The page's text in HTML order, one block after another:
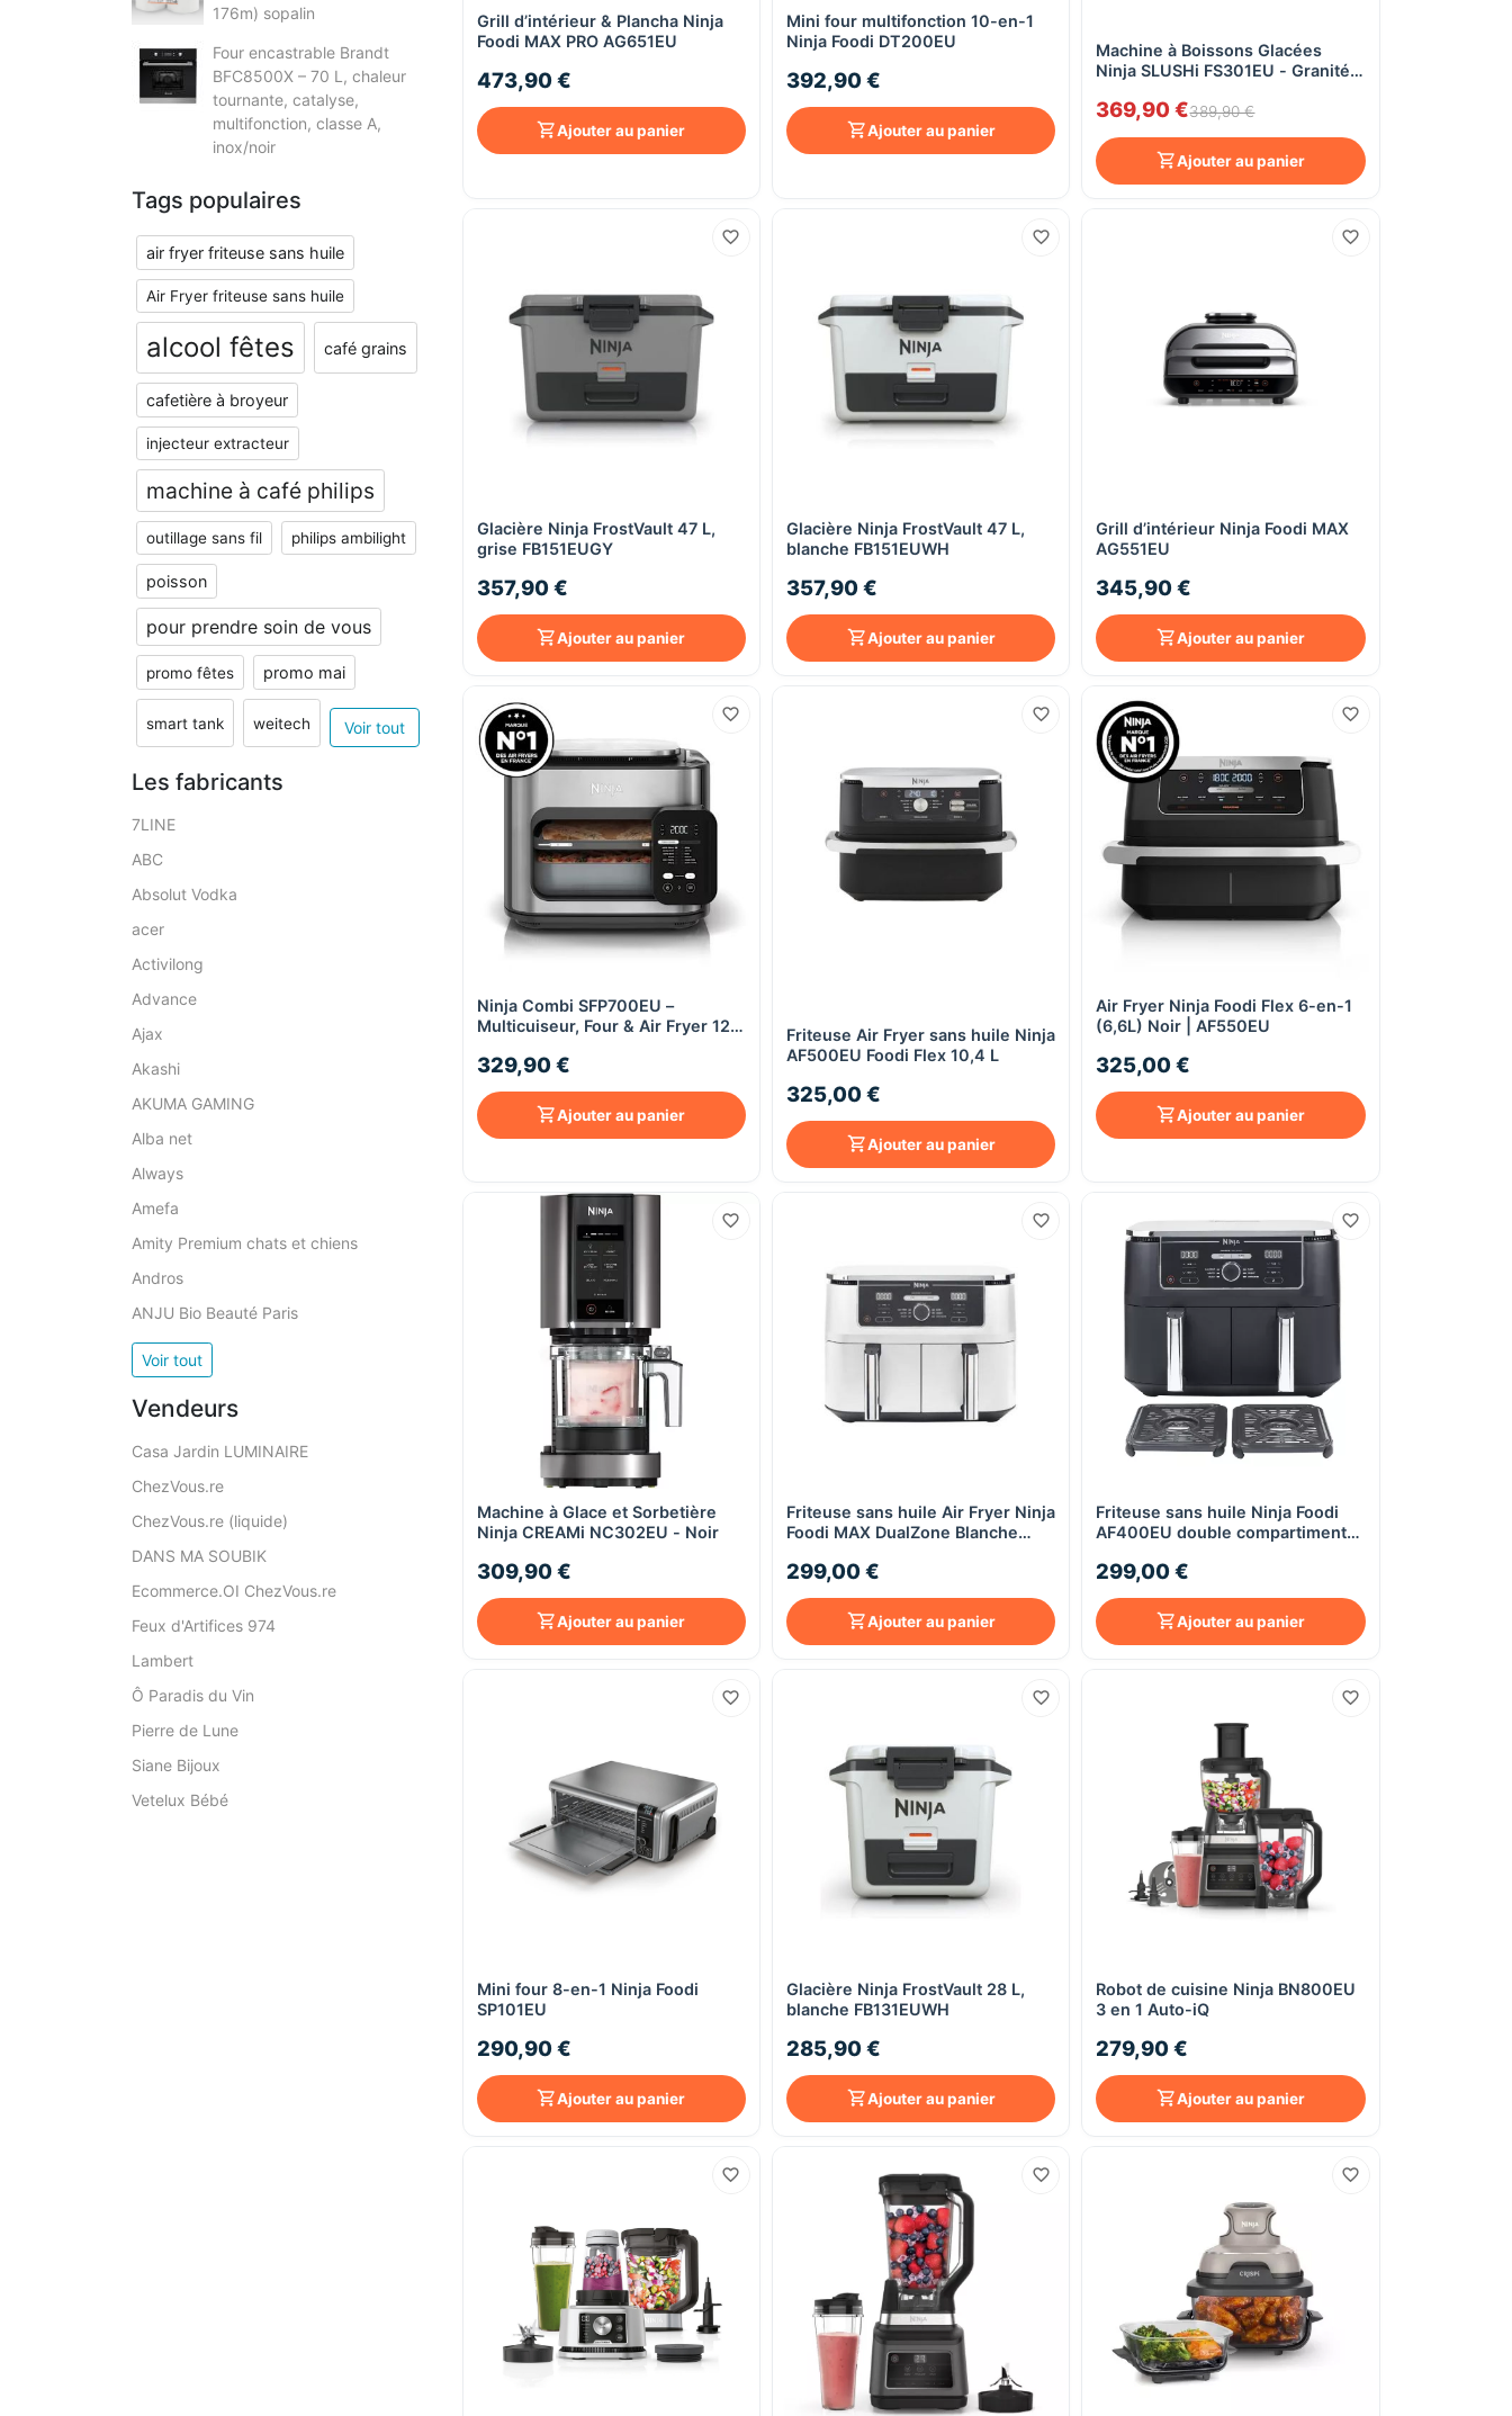
176m) sopalin
Four encastrable Brandt
BFC8500X – 70 L, chaleur
tournante, catalyse,
multifonction, classe A,
inox/noir
Tags populaires
air fryer friteuse sans huile
Air Fryer friteuse sans huile
alcool fêtes café grains
cafetière à broyeur
injecteur extracteur
machine à café philips
outillage sans fil philips ambilight
poisson
pour prendre soin de vous
promo fêtes promo mai
smart tank weitech Voir tout
Les fabricants
7LINE
ABC
Absolut Vodka
acer
Activilong
Advance
Ajax
Akashi
AKUMA GAMING
Alba net
Always
Amefa
Amity Premium chats et chiens
Andros
ANJU Bio Beauté Paris
Voir tout
Vendeurs
Casa Jardin LUMINAIRE
ChezVous.re
ChezVous.re (liquide)
DANS MA SOUBIK
Ecommerce.OI ChezVous.re
Feux d'Artifices 974
Lambert
Ô Paradis du Vin
Pierre de Lune
Siane Bijoux
Vetelux Bébé
Aperçu rapide
Grill d’intérieur & Plancha Ninja
Foodi MAX PRO AG651EU
473,90 €
Ajouter au panier
Aperçu rapide
Mini four multifonction 10-en-1
Ninja Foodi DT200EU
392,90 €
Ajouter au panier
Machine à Boissons Glacées
Ninja SLUSHi FS301EU - Granités,
5 Programmes, 2,5 L
369,90 €389,90 €
Ajouter au panier
Aperçu rapide
Glacière Ninja FrostVault 47 L,
grise FB151EUGY
357,90 €
Ajouter au panier
Aperçu rapide
Glacière Ninja FrostVault 47 L,
blanche FB151EUWH
357,90 €
Ajouter au panier
Aperçu rapide
Grill d’intérieur Ninja Foodi MAX
AG551EU
345,90 €
Ajouter au panier
Aperçu rapide
Ninja Combi SFP700EU –
Multicuiseur, Four & Air Fryer 12-
329,90 €
Ajouter au panier
Friteuse Air Fryer sans huile Ninja
AF500EU Foodi Flex 10,4 L
325,00 €
Ajouter au panier
Aperçu rapide
Air Fryer Ninja Foodi Flex 6-en-1
(6,6L) Noir | AF550EU
325,00 €
Ajouter au panier
Aperçu rapide
Machine à Glace et Sorbetière
Ninja CREAMi NC302EU - Noir
309,90 €
Ajouter au panier
Aperçu rapide
Friteuse sans huile Air Fryer Ninja
Foodi MAX DualZone Blanche
299,00 €
Ajouter au panier
Aperçu rapide
Friteuse sans huile Ninja Foodi
AF400EU double compartiment
299,00 €
Ajouter au panier
Aperçu rapide
Mini four 8-en-1 Ninja Foodi
SP101EU
290,90 €
Ajouter au panier
Aperçu rapide
Glacière Ninja FrostVault 28 L,
blanche FB131EUWH
285,90 €
Ajouter au panier
Aperçu rapide
Robot de cuisine Ninja BN800EU
3 en 1 Auto-iQ
279,90 €
Ajouter au panier